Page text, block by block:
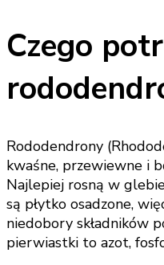
Czego
Rododendrony
kwaśne, przewiewne i
Najlepiej rosną w
są płytko osadzone,
niedobory składników
pierwiastki to azot,